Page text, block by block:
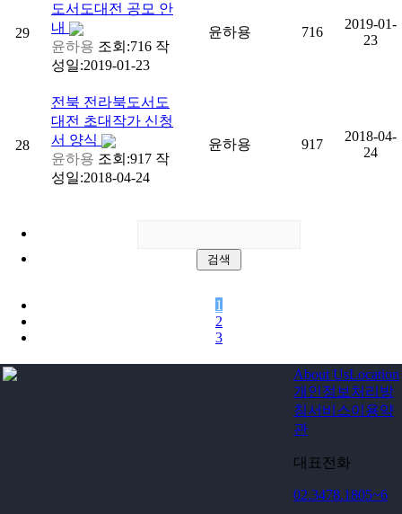
29
도서도대전 공모 안
내
윤하용 조회:716 작
성일:2019-01-23
윤하용 716
2019-01-
23
28
전북 전라북도서도
대전 초대작가 신청
서 양식
윤하용 조회:917 작
성일:2018-04-24
윤하용 917
2018-04-
24
1
2
3
About UsLocation
개인정보처리방
침서비스이용약
관
대표전화
02.3478.1805~6